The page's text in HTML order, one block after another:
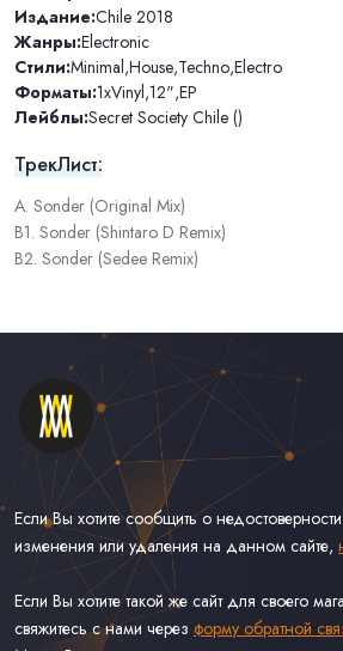
Издание:Chile 2018
Жанры:Electronic
Стили:Minimal,House,Techno,Electro
Форматы:1xVinyl,12",EP
Лейблы:Secret Society Chile ()
ТрекЛист:
A. Sonder (Original Mix)
B1. Sonder (Shintaro D Remix)
B2. Sonder (Sedee Remix)
Если Вы хотите сообщить о
изменения или удаления на данном сайте,
Если Вы хотите такой же сайт для своего
свяжитесь с нами через форму обратной